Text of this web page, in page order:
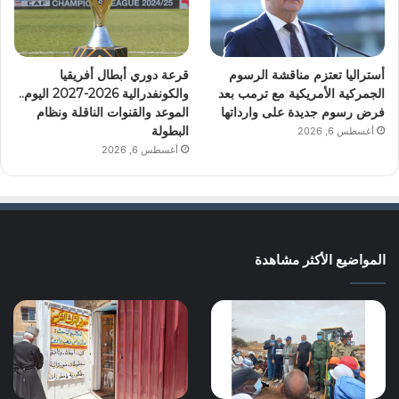
أستراليا تعتزم مناقشة الرسوم
الجمركية الأمريكية مع ترمب بعد
فرض رسوم جديدة على وارداتها
أغسطس 6, 2026
قرعة دوري أبطال أفريقيا
والكونفدرالية 2026-2027 اليوم..
الموعد والقنوات الناقلة ونظام
البطولة
أغسطس 6, 2026
المواضيع الأكثر مشاهدة